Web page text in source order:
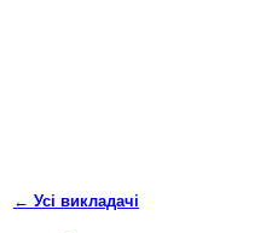
← Усі викладачі